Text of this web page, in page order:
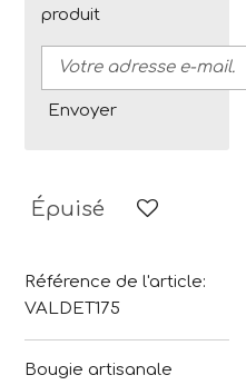
produit
Envoyer
Épuisé
Référence de l'article:
VALDET175
Bougie artisanale